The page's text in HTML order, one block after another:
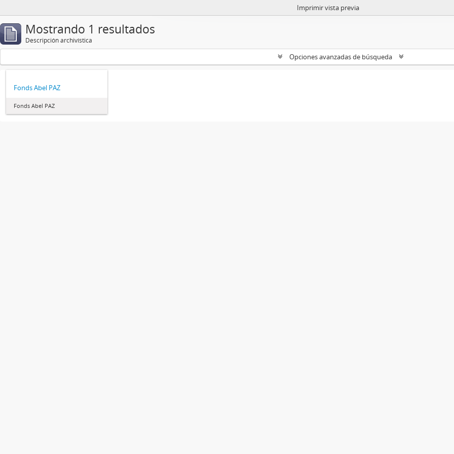
Imprimir vista previa
Mostrando 1 resultados
Descripción archivística
Opciones avanzadas de búsqueda
Fonds Abel PAZ
Fonds Abel PAZ